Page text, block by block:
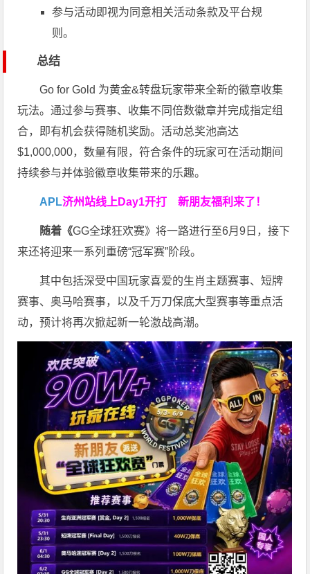
参与活动即视为同意相关活动条款及平台规
则。
总结
Go for Gold 为黄金&转盘玩家带来全新的徽章收集
玩法。通过参与赛事、收集不同倍数徽章并完成指定组
合，即有机会获得随机奖励。活动总奖池高达
$1,000,000，数量有限，符合条件的玩家可在活动期间
持续参与并体验徽章收集带来的乐趣。
APL济州站线上Day1开打新朋友福利来了！
随着《GG全球狂欢赛》将一路进行至6月9日，接下
来还将迎来一系列重磅“冠军赛”阶段。
其中包括深受中国玩家喜爱的生肖主题赛事、短牌
赛事、奥马哈赛事，以及千万刀保底大型赛事等重点活
动，预计将再次掀起新一轮激战高潮。